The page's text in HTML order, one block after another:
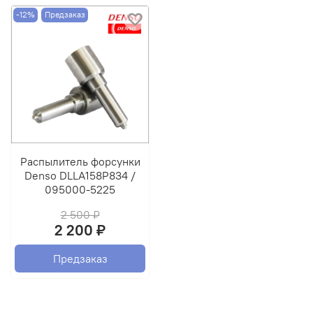
-12% Предзаказ
Распылитель форсунки
Denso DLLA158P834 /
095000-5225
2 500 ₽
2 200 ₽
Предзаказ